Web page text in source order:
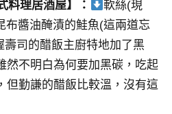
料理居酒屋】：
軟絲(現
布醬油醃漬的鮭魚(這兩道忘
司的醋飯主廚特地加了黑
然不明白為何要加黑碳，吃起
但勤謙的醋飯比較溫，沒有這